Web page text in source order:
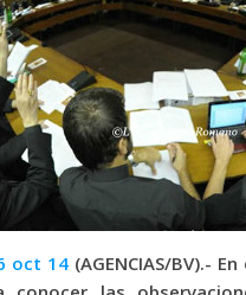
oct 14 (AGENCIAS/BV).-